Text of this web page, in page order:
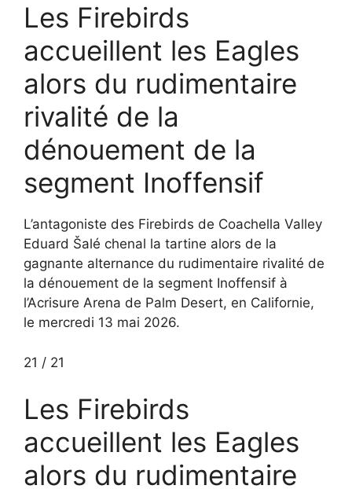
Les Firebirds
accueillent les Eagles
alors du rudimentaire
rivalité de la
dénouement de la
segment Inoffensif
L’antagoniste des Firebirds de Coachella Valley
Eduard Šalé chenal la tartine alors de la
gagnante alternance du rudimentaire rivalité de
la dénouement de la segment Inoffensif à
l’Acrisure Arena de Palm Desert, en Californie,
le mercredi 13 mai 2026.
21 / 21
Les Firebirds
accueillent les Eagles
alors du rudimentaire